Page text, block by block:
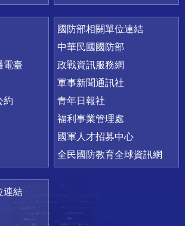
電臺
約
國防部相關單位連結
中華民國國防部
政戰資訊服務網
軍事新聞通訊社
青年日報社
福利事業管理處
國軍人才招募中心
全民國防教育全球資訊網
連結